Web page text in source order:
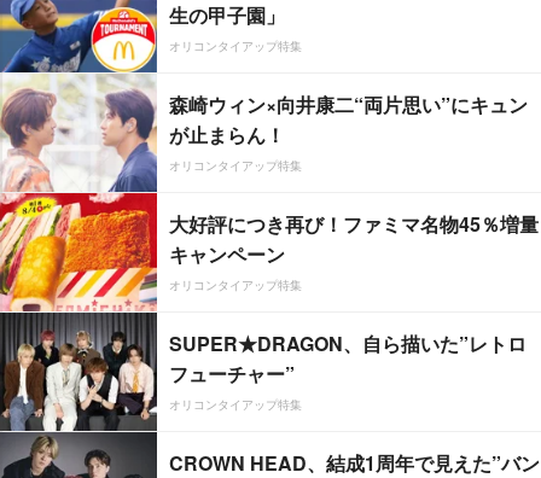
生の甲子園」
オリコンタイアップ特集
森崎ウィン×向井康二“両片思い”にキュン
が止まらん！
オリコンタイアップ特集
大好評につき再び！ファミマ名物45％増量
キャンペーン
オリコンタイアップ特集
SUPER★DRAGON、自ら描いた”レトロ
フューチャー”
オリコンタイアップ特集
CROWN HEAD、結成1周年で見えた”バン